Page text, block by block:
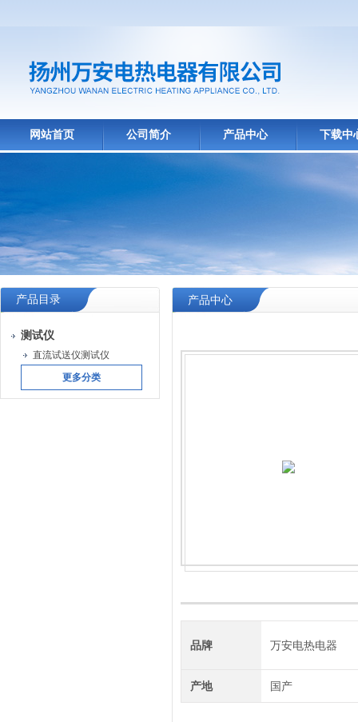
网站首页 公司简介 产品中心 下载中
产品目录
测试仪
直流试送仪测试仪
更多分类
产品中心
品牌 万安电热电器
产地 国产